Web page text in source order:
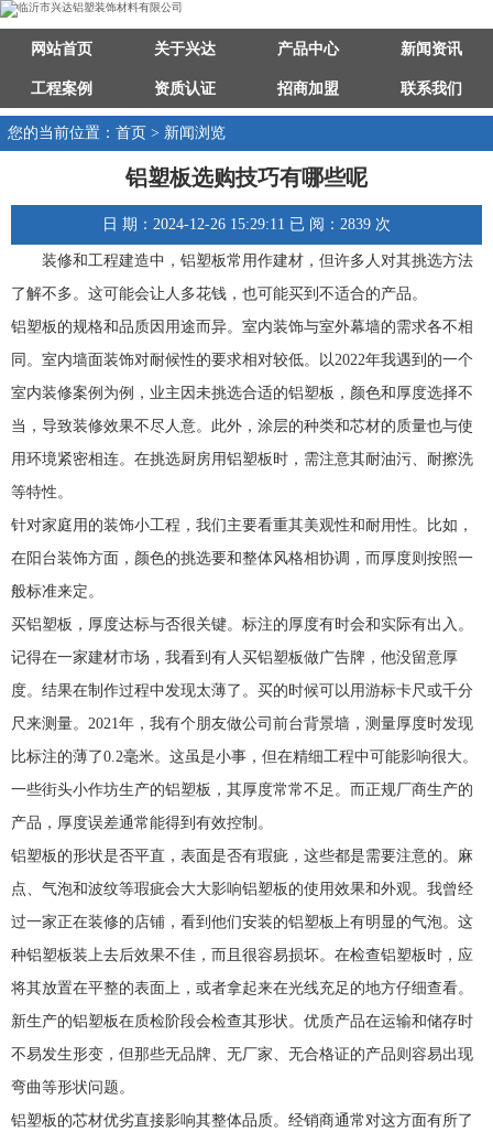
网站首页 关于兴达 产品中心 新闻资讯
工程案例 资质认证 招商加盟 联系我们
您的当前位置：首页 > 新闻浏览
铝塑板选购技巧有哪些呢
日 期：2024-12-26 15:29:11 已 阅：2839 次
装修和工程建造中，铝塑板常用作建材，但许多人对其挑选方法
了解不多。这可能会让人多花钱，也可能买到不适合的产品。
铝塑板的规格和品质因用途而异。室内装饰与室外幕墙的需求各不相
同。室内墙面装饰对耐候性的要求相对较低。以2022年我遇到的一个
室内装修案例为例，业主因未挑选合适的铝塑板，颜色和厚度选择不
当，导致装修效果不尽人意。此外，涂层的种类和芯材的质量也与使
用环境紧密相连。在挑选厨房用铝塑板时，需注意其耐油污、耐擦洗
等特性。
针对家庭用的装饰小工程，我们主要看重其美观性和耐用性。比如，
在阳台装饰方面，颜色的挑选要和整体风格相协调，而厚度则按照一
般标准来定。
买铝塑板，厚度达标与否很关键。标注的厚度有时会和实际有出入。
记得在一家建材市场，我看到有人买铝塑板做广告牌，他没留意厚
度。结果在制作过程中发现太薄了。买的时候可以用游标卡尺或千分
尺来测量。2021年，我有个朋友做公司前台背景墙，测量厚度时发现
比标注的薄了0.2毫米。这虽是小事，但在精细工程中可能影响很大。
一些街头小作坊生产的铝塑板，其厚度常常不足。而正规厂商生产的
产品，厚度误差通常能得到有效控制。
铝塑板的形状是否平直，表面是否有瑕疵，这些都是需要注意的。麻
点、气泡和波纹等瑕疵会大大影响铝塑板的使用效果和外观。我曾经
过一家正在装修的店铺，看到他们安装的铝塑板上有明显的气泡。这
种铝塑板装上去后效果不佳，而且很容易损坏。在检查铝塑板时，应
将其放置在平整的表面上，或者拿起来在光线充足的地方仔细查看。
新生产的铝塑板在质检阶段会检查其形状。优质产品在运输和储存时
不易发生形变，但那些无品牌、无厂家、无合格证的产品则容易出现
弯曲等形状问题。
铝塑板的芯材优劣直接影响其整体品质。经销商通常对这方面有所了